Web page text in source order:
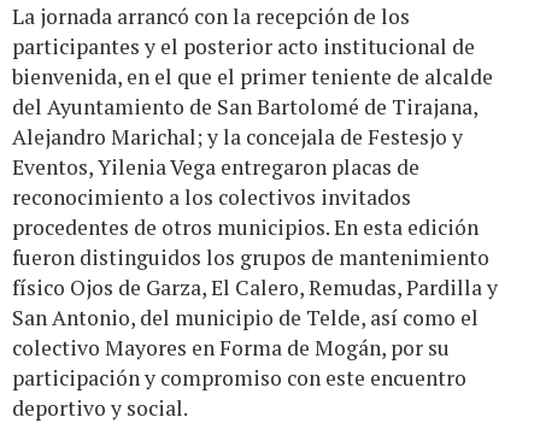
La jornada arrancó con la recepción de los
participantes y el posterior acto institucional de
bienvenida, en el que el primer teniente de alcalde
del Ayuntamiento de San Bartolomé de Tirajana,
Alejandro Marichal; y la concejala de Festesjo y
Eventos, Yilenia Vega entregaron placas de
reconocimiento a los colectivos invitados
procedentes de otros municipios. En esta edición
fueron distinguidos los grupos de mantenimiento
físico Ojos de Garza, El Calero, Remudas, Pardilla y
San Antonio, del municipio de Telde, así como el
colectivo Mayores en Forma de Mogán, por su
participación y compromiso con este encuentro
deportivo y social.